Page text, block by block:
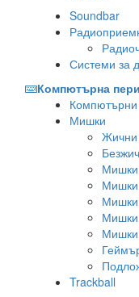
Soundbar
Системи за
Компютърна
Мишки
Жични
Trackball